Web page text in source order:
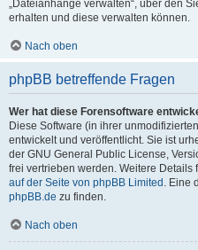
„Dateianhänge verwalten“, über den
erhalten und diese verwalten können.
Nach oben
phpBB betreffende Fragen
Wer hat diese Forensoftware
Diese Software (in ihrer
entwickelt und veröffentlicht. Sie ist
der GNU General Public License,
frei vertrieben werden. Weitere Details
auf der Seite von phpBB Limited . Eine
phpBB.de zu finden.
Nach oben